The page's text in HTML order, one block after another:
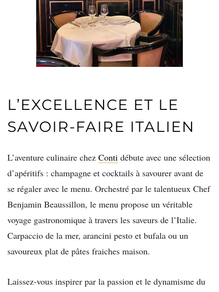
L’EXCELLENCE ET LE
SAVOIR-FAIRE ITALIEN
L’aventure culinaire chez Conti débute avec une sélection
d’apéritifs : champagne et cocktails à savourer avant de
se régaler avec le menu. Orchestré par le talentueux Chef
Benjamin Beaussillon, le menu propose un véritable
voyage gastronomique à travers les saveurs de l’Italie.
Carpaccio de la mer, arancini pesto et bufala ou un
savoureux plat de pâtes fraiches maison.
Laissez-vous inspirer par la passion et le dynamisme du